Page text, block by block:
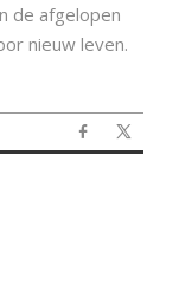
de afgelopen
nieuw leven.